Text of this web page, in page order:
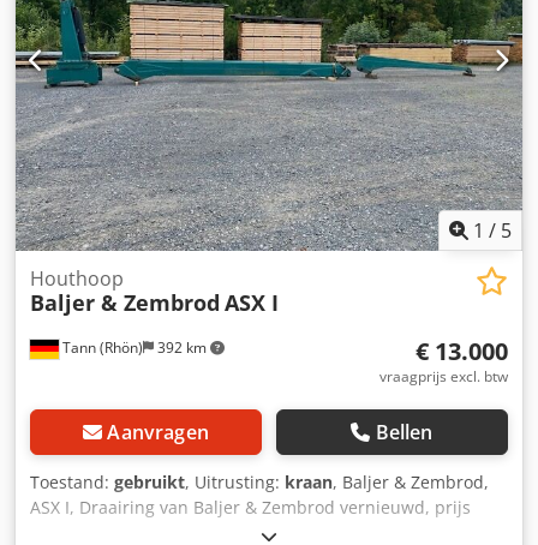
verwarming en zonnescherm - Weergave van alle
bedrijfstoestanden op een 17" monitor - Volautomatische
volgordecontrole - Verschillende opslagmogelijkheden en
sorteercriteria Dkodogvu Aljpfx Aa Der - 5 uitwerpers
rechts/links via SEW-tandwielmotoren met rem - Ruime,
warmtegeïsoleerde besturingscabine - 4
bewakingscamera's met flatscreen - Besturingskast met
alle kabels - Sorteercriteria volgens overeenkomst
1 / 5
Tann (Rhön) 392 km
Houthoop
Baljer & Zembrod ASX I
€ 13.000
vraagprijs excl. btw
Aanvragen Bellen
Toestand: gebruikt, Uitrusting: kraan, Baljer & Zembrod,
ASX I, Draairing van Baljer & Zembrod vernieuwd, prijs
€13.000 af fabriek. Dkedpfexb Upmsx Aa Der